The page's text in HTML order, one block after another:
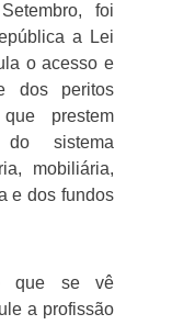
foi
a Lei
o acesso e
dos peritos
prestem
sistema
mobiliária,
e dos fundos
que se vê
a profissão